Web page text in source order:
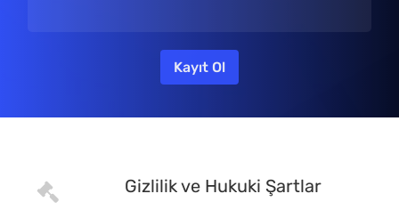
Gizlilik ve Hukuki Şartlar